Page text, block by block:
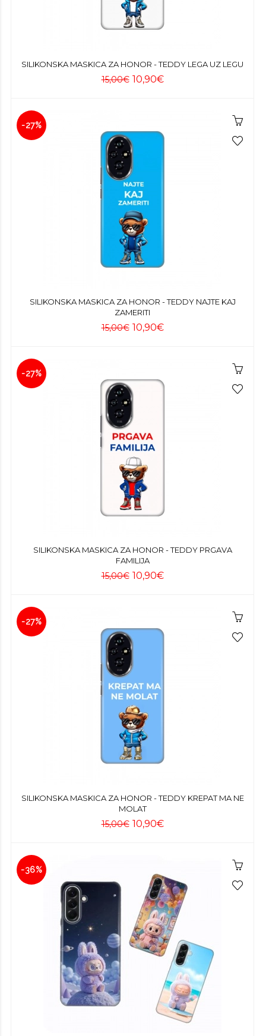
SILIKONSKA MASKICA ZA HONOR - TEDDY LEGA UZ LEGU
15,00€ 10,90€
-27%
SILIKONSKA MASKICA ZA HONOR - TEDDY NAJTE KAJ
ZAMERITI
15,00€ 10,90€
-27%
SILIKONSKA MASKICA ZA HONOR - TEDDY PRGAVA
FAMILIJA
15,00€ 10,90€
-27%
SILIKONSKA MASKICA ZA HONOR - TEDDY KREPAT MA NE
MOLAT
15,00€ 10,90€
-36%